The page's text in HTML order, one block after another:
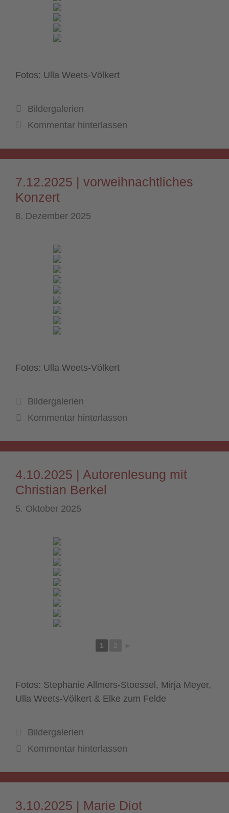
Fotos: Ulla Weets-Völkert
Kategorien
Bildergalerien
Kommentar hinterlassen
7.12.2025 | vorweihnachtliches
Konzert
8. Dezember 2025
Fotos: Ulla Weets-Völkert
Kategorien
Bildergalerien
Kommentar hinterlassen
4.10.2025 | Autorenlesung mit
Christian Berkel
5. Oktober 2025
1
Fotos: Stephanie Allmers-Stoessel, Mirja Meyer,
Ulla Weets-Völkert & Elke zum Felde
Kategorien
Bildergalerien
Kommentar hinterlassen
3.10.2025 | Marie Diot